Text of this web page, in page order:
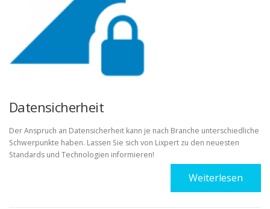
Datensicherheit
Der Anspruch an Datensicherheit kann je nach Branche unterschiedliche
Schwerpunkte haben. Lassen Sie sich von Lixpert zu den neuesten
Standards und Technologien informieren!
Weiterlesen